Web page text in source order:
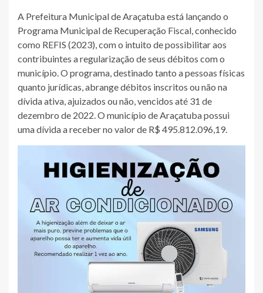
A Prefeitura Municipal de Araçatuba está lançando o
Programa Municipal de Recuperação Fiscal, conhecido
como REFIS (2023), com o intuito de possibilitar aos
contribuintes a regularização de seus débitos com o
município. O programa, destinado tanto a pessoas físicas
quanto jurídicas, abrange débitos inscritos ou não na
dívida ativa, ajuizados ou não, vencidos até 31 de
dezembro de 2022. O município de Araçatuba possui
uma dívida a receber no valor de R$ 495.812.096,19.